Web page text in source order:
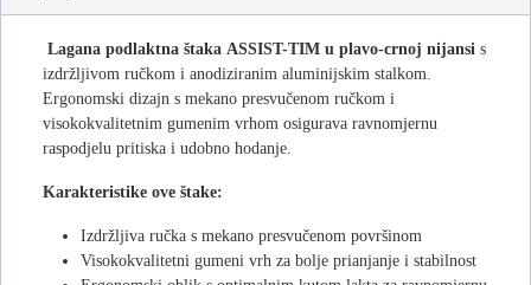
Lagana podlaktna štaka ASSIST-TIM u plavo-crnoj nijansi s
izdržljivom ručkom i anodiziranim aluminijskim stalkom.
Ergonomski dizajn s mekano presvučenom ručkom i
visokokvalitetnim gumenim vrhom osigurava ravnomjernu
raspodjelu pritiska i udobno hodanje.
Karakteristike ove štake:
Izdržljiva ručka s mekano presvučenom površinom
Visokokvalitetni gumeni vrh za bolje prianjanje i stabilnost